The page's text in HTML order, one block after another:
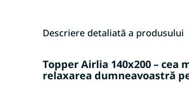
Descriere detaliată a produsului
Topper Airlia 140x200 –
relaxarea dumneavoastră